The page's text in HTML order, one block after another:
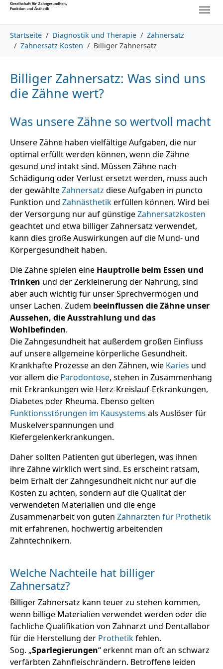
Skip to main content
Skip to page footer
Startseite Diagnostik und Therapie
Zahnersatz
Zahnersatz Kosten
Billiger Zahnersatz
Billiger Zahnersatz: Was sind uns
die Zähne wert?
Was unsere Zähne so wertvoll macht
Unsere Zähne haben vielfältige Aufgaben, die nur
optimal erfüllt werden können, wenn die Zähne
gesund und intakt sind. Müssen Zähne nach
Schädigung oder Verlust ersetzt werden, muss auch
der gewählteZahnersatz diese Aufgaben in puncto
Funktion und Zahnästhetikerfüllen können. Wird bei
der Versorgung nur auf günstigeZahnersatzkosten
geachtet und etwa billiger Zahnersatz verwendet,
kann dies große Auswirkungen auf die Mund- und
Körpergesundheit haben.
Die Zähne spielen eine Hauptrolle beim Essen und
Trinken und der Zerkleinerung der Nahrung, sind
aber auch wichtig für unser Sprechvermögen und
unser Lachen. Zudem beeinflussen die Zähne unser
Aussehen, die Ausstrahlung und das
Wohlbefinden.
Die Zahngesundheit hat außerdem großen Einfluss
auf unsere allgemeine körperliche Gesundheit.
Krankhafte Prozesse an den Zähnen, wie Karies und
vor allem die Parodontose, stehen in Zusammenhang
mit Erkrankungen wie Herz-Kreislauf-Erkrankungen,
Diabetes oder Rheuma. Ebenso gelten
Funktionsstörungen im Kausystems als Auslöser für
Muskelverspannungen und
Kiefergelenkerkrankungen.
Daher sollten Patienten gut überlegen, was ihnen
ihre Zähne wirklich wert sind. Es erscheint ratsam,
beim Erhalt der Zahngesundheit nicht nur auf die
Kosten zu achten, sondern auf die Qualität der
verwendeten Materialien und die enge
Zusammenarbeit von guten Zahnärzten für Prothetik
mit erfahrenen, hochwertig arbeitenden
Zahntechnikern.
Welche Nachteile hat billiger
Zahnersatz?
Billiger Zahnersatz kann teuer zu stehen kommen,
wenn billige Materialien verwendet werden oder die
fachliche Qualifikation von Zahnarzt und Dentallabor
für die Herstellung der Prothetikfehlen.
Sog. „Sparlegierungen“ erkennt man oft an schwarz
verfärbten Zahnfleischrändern. Betroffene leiden